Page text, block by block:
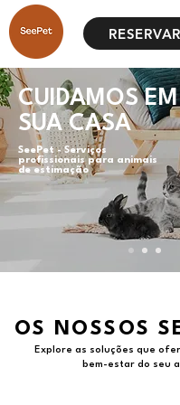
RESERVAR
CUIDAMOS EM
SUA CASA
SeePet - Serviços
profissionais para animais
de estimação
OS NOSSOS
Explore as soluções que
bem-estar do seu